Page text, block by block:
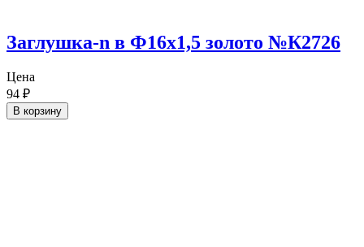
Заглушка-n в Ф16х1,5 золото №К2726
Цена
94 ₽
В корзину